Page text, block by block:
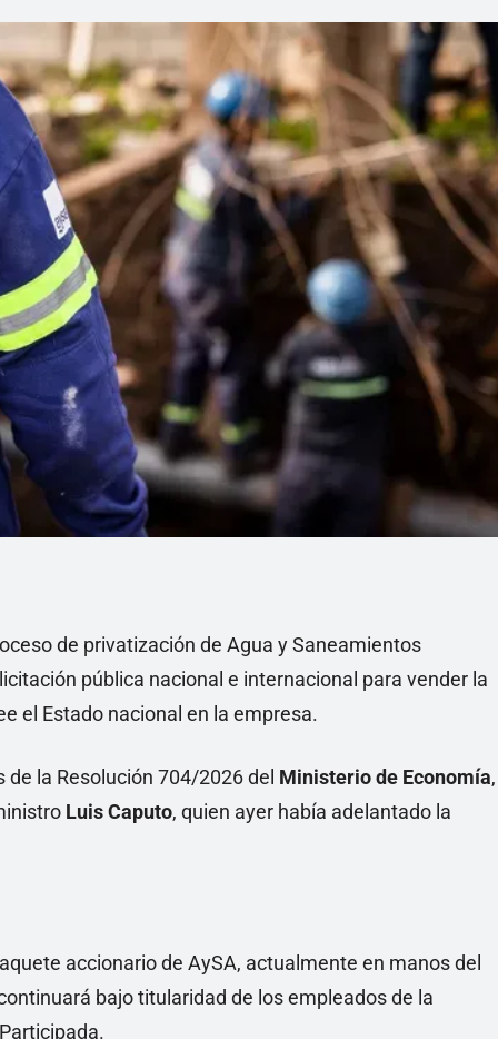
de privatización de Agua y Saneamientos
pública nacional e internacional para vender la
el Estado nacional en la empresa.
la Resolución 704/2026 del Ministerio de Economía,
Luis Caputo, quien ayer había adelantado la
accionario de AySA, actualmente en manos del
bajo titularidad de los empleados de la